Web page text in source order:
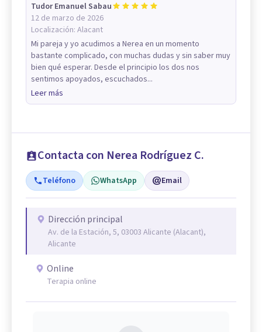
Tudor Emanuel Sabau
12 de marzo de 2026
Localización: Alacant
Mi pareja y yo acudimos a Nerea en un momento
bastante complicado, con muchas dudas y sin saber muy
bien qué esperar. Desde el principio los dos nos
sentimos apoyados, escuchados...
Leer más
Contacta con Nerea Rodríguez C.
Teléfono WhatsApp Email
Dirección principal
Av. de la Estación, 5, 03003 Alicante (Alacant),
Alicante
Online
Terapia online